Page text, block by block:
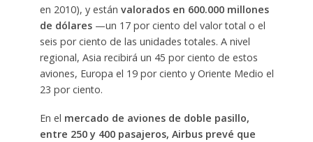
en 2010), y están valorados en 600.000 millones
de dólares—un 17 por ciento del valor total o el
seis por ciento de las unidades totales. A nivel
regional, Asia recibirá un 45 por ciento de estos
aviones, Europa el 19 por ciento y Oriente Medio el
23 por ciento.
En el mercado de aviones de doble pasillo,
entre 250 y 400 pasajeros, Airbus prevé que